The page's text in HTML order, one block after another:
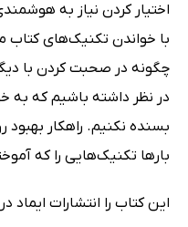
اختیار کردن نیاز به
با خواندن تکنیک‌های
چگونه در صحبت کردن با
در نظر داشته باشیم که
بسنده نکنیم. راهکار بهبود
بارها تکنیک‌هایی را که
این کتاب را انتشارات